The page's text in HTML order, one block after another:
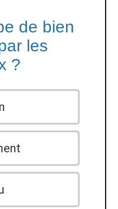
de bien
les
?